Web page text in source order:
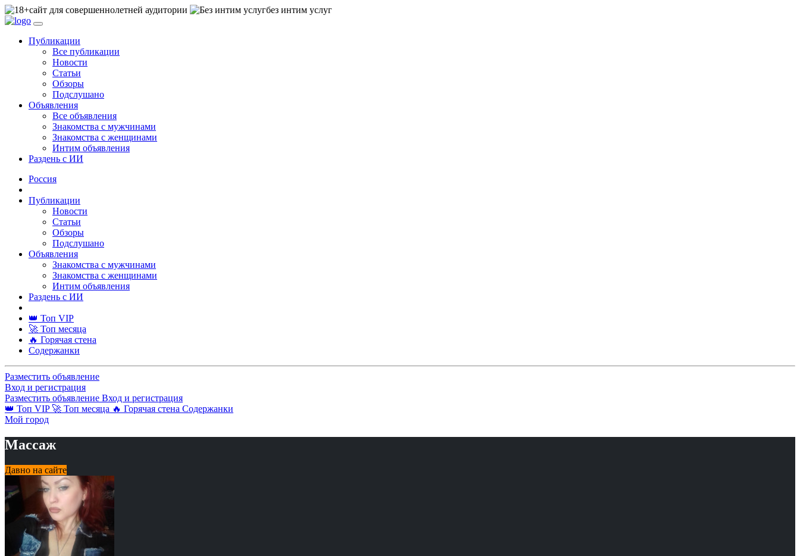
сайт для совершеннолетней аудитории без интим услуг
Публикации
Все публикации
Новости
Статьи
Обзоры
Подслушано
Объявления
Все объявления
Знакомства с мужчинами
Знакомства с женщинами
Интим объявления
Раздень с ИИ
Россия
Публикации
Новости
Статьи
Обзоры
Подслушано
Объявления
Знакомства с мужчинами
Знакомства с женщинами
Интим объявления
Раздень с ИИ
👑 Топ VIP
🚀 Топ месяца
🔥 Горячая стена
Содержанки
Разместить объявление
Вход и регистрация
Разместить объявление Вход и регистрация
👑 Топ VIP 🚀 Топ месяца 🔥 Горячая стена Содержанки
Мой город
Массаж
Давно на сайте